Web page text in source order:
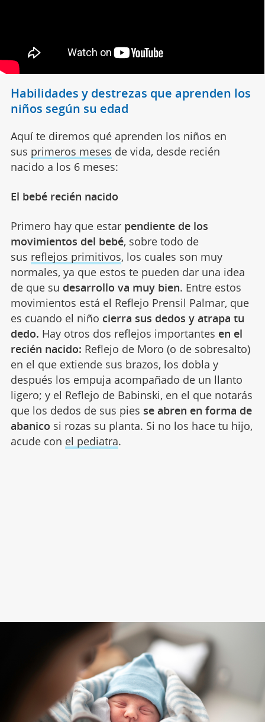
Habilidades y destrezas que aprenden los
niños según su edad
Aquí te diremos qué aprenden los niños en
sus primeros meses de vida, desde recién
nacido a los 6 meses:
El bebé recién nacido
Primero hay que estar pendiente de los
movimientos del bebé, sobre todo de
sus reflejos primitivos, los cuales son muy
normales, ya que estos te pueden dar una idea
de que su desarrollo va muy bien. Entre estos
movimientos está el Reflejo Prensil Palmar, que
es cuando el niño cierra sus dedos y atrapa tu
dedo. Hay otros dos reflejos importantes en el
recién nacido: Reflejo de Moro (o de sobresalto)
en el que extiende sus brazos, los dobla y
después los empuja acompañado de un llanto
ligero; y el Reflejo de Babinski, en el que notarás
que los dedos de sus pies se abren en forma de
abanico si rozas su planta. Si no los hace tu hijo,
acude con el pediatra.